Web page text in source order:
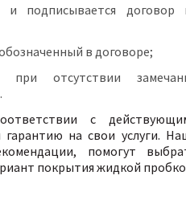
и подписывается договор
в договоре;
отсутствии
с
на свои услуги.
помогут
покрытия жидкой